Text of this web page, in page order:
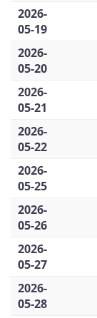
2026-
05-19
2026-
05-20
2026-
05-21
2026-
05-22
2026-
05-25
2026-
05-26
2026-
05-27
2026-
05-28